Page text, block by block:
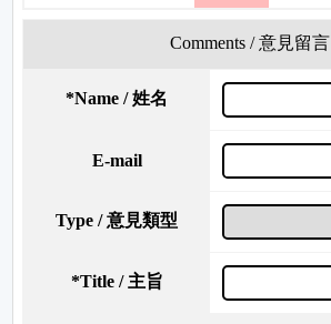
Comments / 意見留言
*Name / 姓名
E-mail
Type / 意見類型
*Title / 主旨